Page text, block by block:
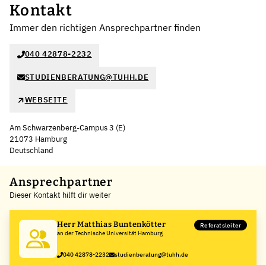
Kontakt
Immer den richtigen Ansprechpartner finden
040 42878-2232
STUDIENBERATUNG@TUHH.DE
WEBSEITE
Am Schwarzenberg-Campus 3 (E)
21073 Hamburg
Deutschland
+
−
Ansprechpartner
Dieser Kontakt hilft dir weiter
Herr Matthias Buntenkötter
an der Technische Universität Hamburg
Referatsleiter
040 42878-2232 studienberatung@tuhh.de